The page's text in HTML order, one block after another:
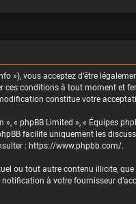
»), vous acceptez d’être
conditions à tout moment et
constitue votre
« phpBB Limited », « Équipes
facilite uniquement les
: https://www.phpbb.com/.
ou tout autre contenu illicite,
à votre fournisseur